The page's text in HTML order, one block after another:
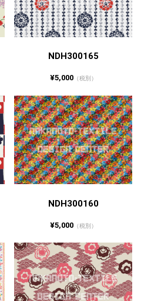
NDH300165
¥5,000（税別）
NDH300160
¥5,000（税別）